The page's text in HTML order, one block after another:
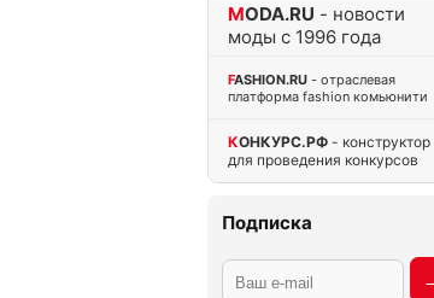
MODA.RU - новости
моды с 1996 года
FASHION.RU - отраслевая
платформа fashion комьюнити
КОНКУРС.РФ - конструктор
для проведения конкурсов
Подписка